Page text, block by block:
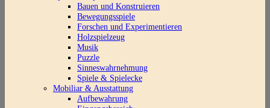
Bauen und Konstruieren
Bewegungsspiele
Forschen und Experimentieren
Holzspielzeug
Musik
Puzzle
Sinneswahrnehmung
Spiele & Spielecke
Mobiliar & Ausstattung
Aufbewahrung